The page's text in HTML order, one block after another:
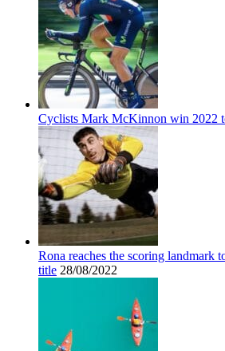
Cyclists Mark McKinnon win 2022
Rona reaches the scoring landmark
title 28/08/2022